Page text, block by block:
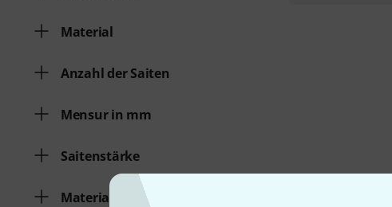
Material
Anzahl der Saiten
Mensur in mm
Saitenstärke
Material